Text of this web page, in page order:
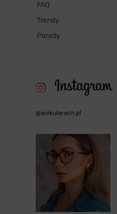
FAQ
Trendy
Porady
@wokularach.pl